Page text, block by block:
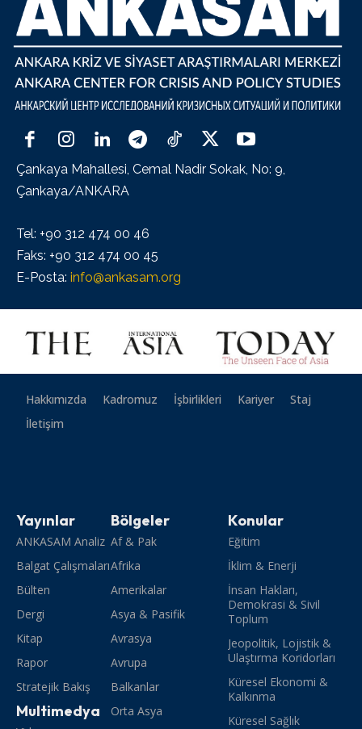
Çankaya Mahallesi, Cemal Nadir Sokak, No: 9,
Çankaya/ANKARA
Tel: +90 312 474 00 46
Faks: +90 312 474 00 45
E-Posta: info@ankasam.org
Hakkımızda Kadromuz İşbirlikleri Kariyer
Staj
İletişim
Yayınlar
ANKASAM Analiz
Balgat Çalışmaları
Bülten
Dergi
Kitap
Rapor
Stratejik Bakış
Multimedya
Bölgeler
Af & Pak
Afrika
Amerikalar
Asya & Pasifik
Avrasya
Avrupa
Balkanlar
Orta Asya
Konular
Eğitim
İklim & Enerji
İnsan Hakları,
Demokrasi & Sivil
Toplum
Jeopolitik, Lojistik &
Ulaştırma Koridorları
Küresel Ekonomi &
Kalkınma
Küresel Sağlık